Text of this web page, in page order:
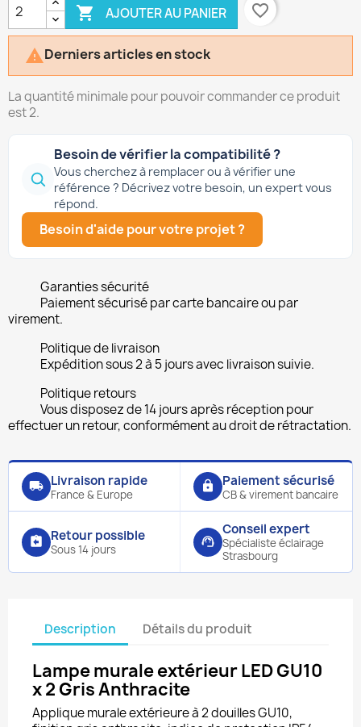
 AJOUTER AU PANIER favorite_border
Derniers articles en stock
La quantité minimale pour pouvoir commander ce produit
est 2.
Besoin de vérifier la compatibilité ?
Vous cherchez à remplacer ou à vérifier une
référence ? Décrivez votre besoin, un expert vous
répond.
Besoin d'aide pour votre projet ?
Garanties sécurité
Paiement sécurisé par carte bancaire ou par
virement.
Politique de livraison
Expédition sous 2 à 5 jours avec livraison suivie.
Politique retours
Vous disposez de 14 jours après réception pour
effectuer un retour, conformément au droit de rétractation.
local_shipping Livraison rapide
France & Europe
lock Paiement sécurisé
CB & virement bancaire
assignment_return Retour possible
Sous 14 jours
support_agent
Conseil expert
Spécialiste éclairage
Strasbourg
Description Détails du produit
Lampe murale extérieur LED GU10
x 2 Gris Anthracite
Applique murale extérieure à 2 douilles GU10,